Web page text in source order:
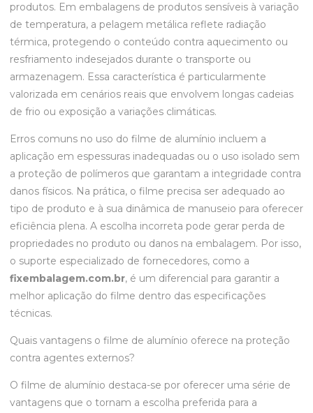
produtos. Em embalagens de produtos sensíveis à variação
de temperatura, a pelagem metálica reflete radiação
térmica, protegendo o conteúdo contra aquecimento ou
resfriamento indesejados durante o transporte ou
armazenagem. Essa característica é particularmente
valorizada em cenários reais que envolvem longas cadeias
de frio ou exposição a variações climáticas.
Erros comuns no uso do filme de alumínio incluem a
aplicação em espessuras inadequadas ou o uso isolado sem
a proteção de polímeros que garantam a integridade contra
danos físicos. Na prática, o filme precisa ser adequado ao
tipo de produto e à sua dinâmica de manuseio para oferecer
eficiência plena. A escolha incorreta pode gerar perda de
propriedades no produto ou danos na embalagem. Por isso,
o suporte especializado de fornecedores, como a
fixembalagem.com.br, é um diferencial para garantir a
melhor aplicação do filme dentro das especificações
técnicas.
Quais vantagens o filme de alumínio oferece na proteção
contra agentes externos?
O filme de alumínio destaca-se por oferecer uma série de
vantagens que o tornam a escolha preferida para a